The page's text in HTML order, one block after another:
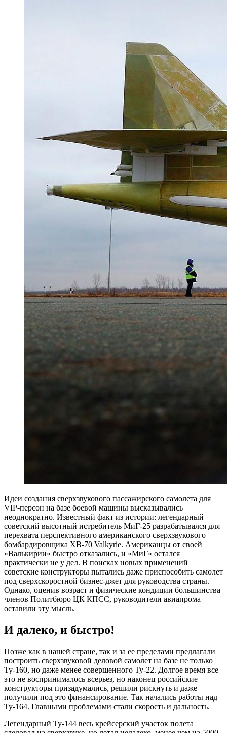
Идеи создания сверхзвукового пассажирского самолета для
VIP-персон на базе боевой машины высказывались
неоднократно. Известный факт из истории: легендарный
советский высотный истребитель МиГ-25 разрабатывался для
перехвата перспективного американского сверхзвукового
бомбардировщика XB-70 Valkyrie. Американцы от своей
«Валькирии» быстро отказались, и «МиГ» остался
практически не у дел. В поисках новых применений
советские конструкторы пытались даже приспособить самолет
под сверхскоростной бизнес-джет для руководства страны.
Однако, оценив возраст и физические кондиции большинства
членов Политбюро ЦК КПСС, руководители авиапрома
оставили эту мысль.
И далеко, и быстро!
Позже как в нашей стране, так и за ее пределами предлагали
построить сверхзвуковой деловой самолет на базе не только
Ту-160, но даже менее совершенного Ту-22. Долгое время все
это не воспринималось всерьез, но наконец российские
конструкторы призадумались, решили рискнуть и даже
получили под это финансирование. Так начались работы над
Ту-164. Главными проблемами стали скорость и дальность.
Легендарный Ту-144 весь крейсерский участок полета